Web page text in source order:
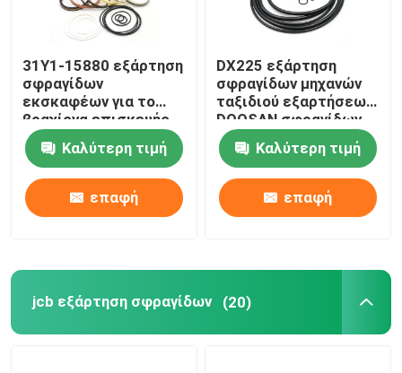
Κιτ στεγανοποίησης φορτωτή
31Y1-15880 εξάρτηση
σφραγίδων
εκσκαφέων για το
βραχίονα επισκευής
r210lc-7 Hyundai
Καλύτερη τιμή
επαφή
DX225 εξάρτηση
σφραγίδων μηχανών
ταξιδιού εξαρτήσεων
DOOSAN σφραγίδων
υδραυλικών αντλιών
εκσκαφέων
Καλύτερη τιμή
επαφή
jcb εξάρτηση σφραγίδων (20)